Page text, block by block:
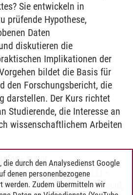
Sie entwickeln in
prüfende Hypothese,
Daten
diskutieren die
Implikationen der
bildet die Basis für
den Forschungsbericht, die
darstellen. Der Kurs richtet
Studierende, die Interesse an
wissenschaftlichem Arbeiten
-Major
(ab WiSe 16/17)
Marketingmanagement
die durch den Analysedienst Google
denen personenbezogene
werden. Zudem übermitteln wir